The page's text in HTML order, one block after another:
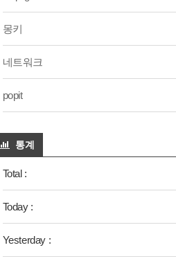
몽키
네트워크
popit
통계
Total :
Today :
Yesterday :